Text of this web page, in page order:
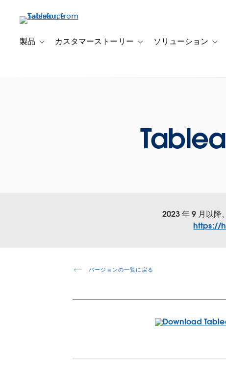
製品 Toggle sub-navigation for 製品
カスタマーストーリー Toggle sub-navigation for カス
ソリューション
2023 年 9 月以降
https://
バージョンの一覧に戻る